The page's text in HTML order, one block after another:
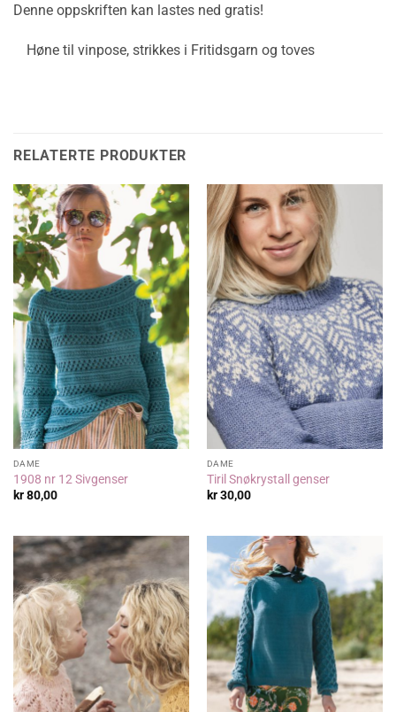
Denne oppskriften kan lastes ned gratis!
Høne til vinpose, strikkes i Fritidsgarn og toves
RELATERTE PRODUKTER
DAME
1908 nr 12 Sivgenser
kr80,00
DAME
Tiril Snøkrystall genser
kr30,00